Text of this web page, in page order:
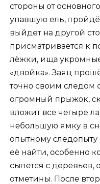
стороны от
упавшую ель,
выйдет на другой
присматривается к
лёжки, ища
«двойка». Заяц
точно своим следом
огромный прыжок,
вложит все четыре
небольшую ямку в
опытному следопыту
её найти, особенно
сыпется с деревьев,
отметины. После